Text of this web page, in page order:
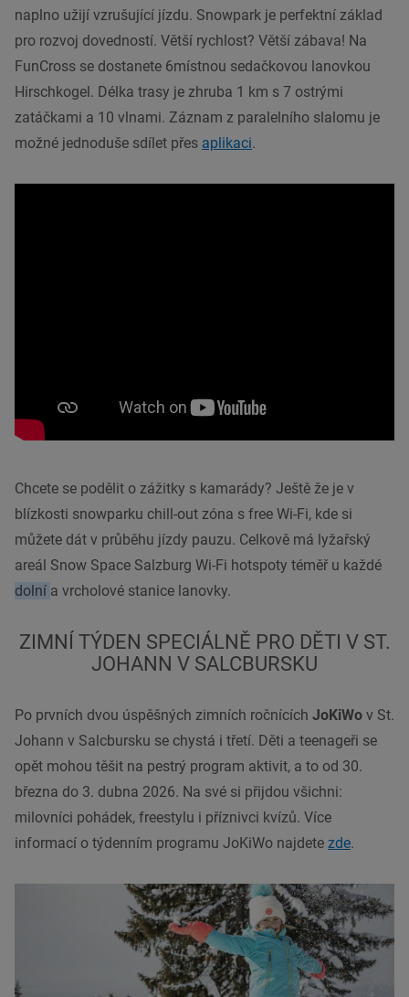
naplno užijí vzrušující jízdu. Snowpark je perfektní základ
pro rozvoj dovedností. Větší rychlost? Větší zábava! Na
FunCross se dostanete 6místnou sedačkovou lanovkou
Hirschkogel. Délka trasy je zhruba 1 km s 7 ostrými
zatáčkami a 10 vlnami. Záznam z paralelního slalomu je
možné jednoduše sdílet přes aplikaci.
Chcete se podělit o zážitky s kamarády? Ještě že je v
blízkosti snowparku chill-out zóna s free Wi-Fi, kde si
můžete dát v průběhu jízdy pauzu. Celkově má lyžařský
areál Snow Space Salzburg Wi-Fi hotspoty téměř u každé
dolní a vrcholové stanice lanovky.
ZIMNÍ TÝDEN SPECIÁLNĚ PRO DĚTI V ST.
JOHANN V SALCBURSKU
Po prvních dvou úspěšných zimních ročnících JoKiWo v St.
Johann v Salcbursku se chystá i třetí. Děti a teenageři se
opět mohou těšit na pestrý program aktivit, a to od 30.
března do 3. dubna 2026. Na své si přijdou všichni:
milovníci pohádek, freestylu i příznivci kvízů. Více
informací o týdenním programu JoKiWo najdete zde.